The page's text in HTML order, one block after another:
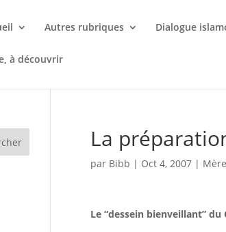
Autres rubriques Dialogue
à découvrir
La
par Bibb | Oct 4, 2007|
Le “dessein bienveillant” du